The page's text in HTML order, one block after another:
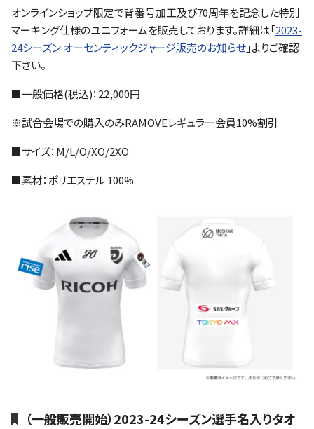
オンラインショップ限定で背番号加工及び70周年を記念した特別
マーキング仕様のユニフォームを販売しております。詳細は「2023-
24シーズン オーセンティックジャージ販売のお知らせ」よりご確認
下さい。
■一般価格(税込)：22,000円
※試合会場での購入のみRAMOVEレギュラー会員10%割引
■サイズ：M/L/O/XO/2XO
■素材：ポリエステル 100%
（一般販売開始）2023-24シーズン選手名入りタオ